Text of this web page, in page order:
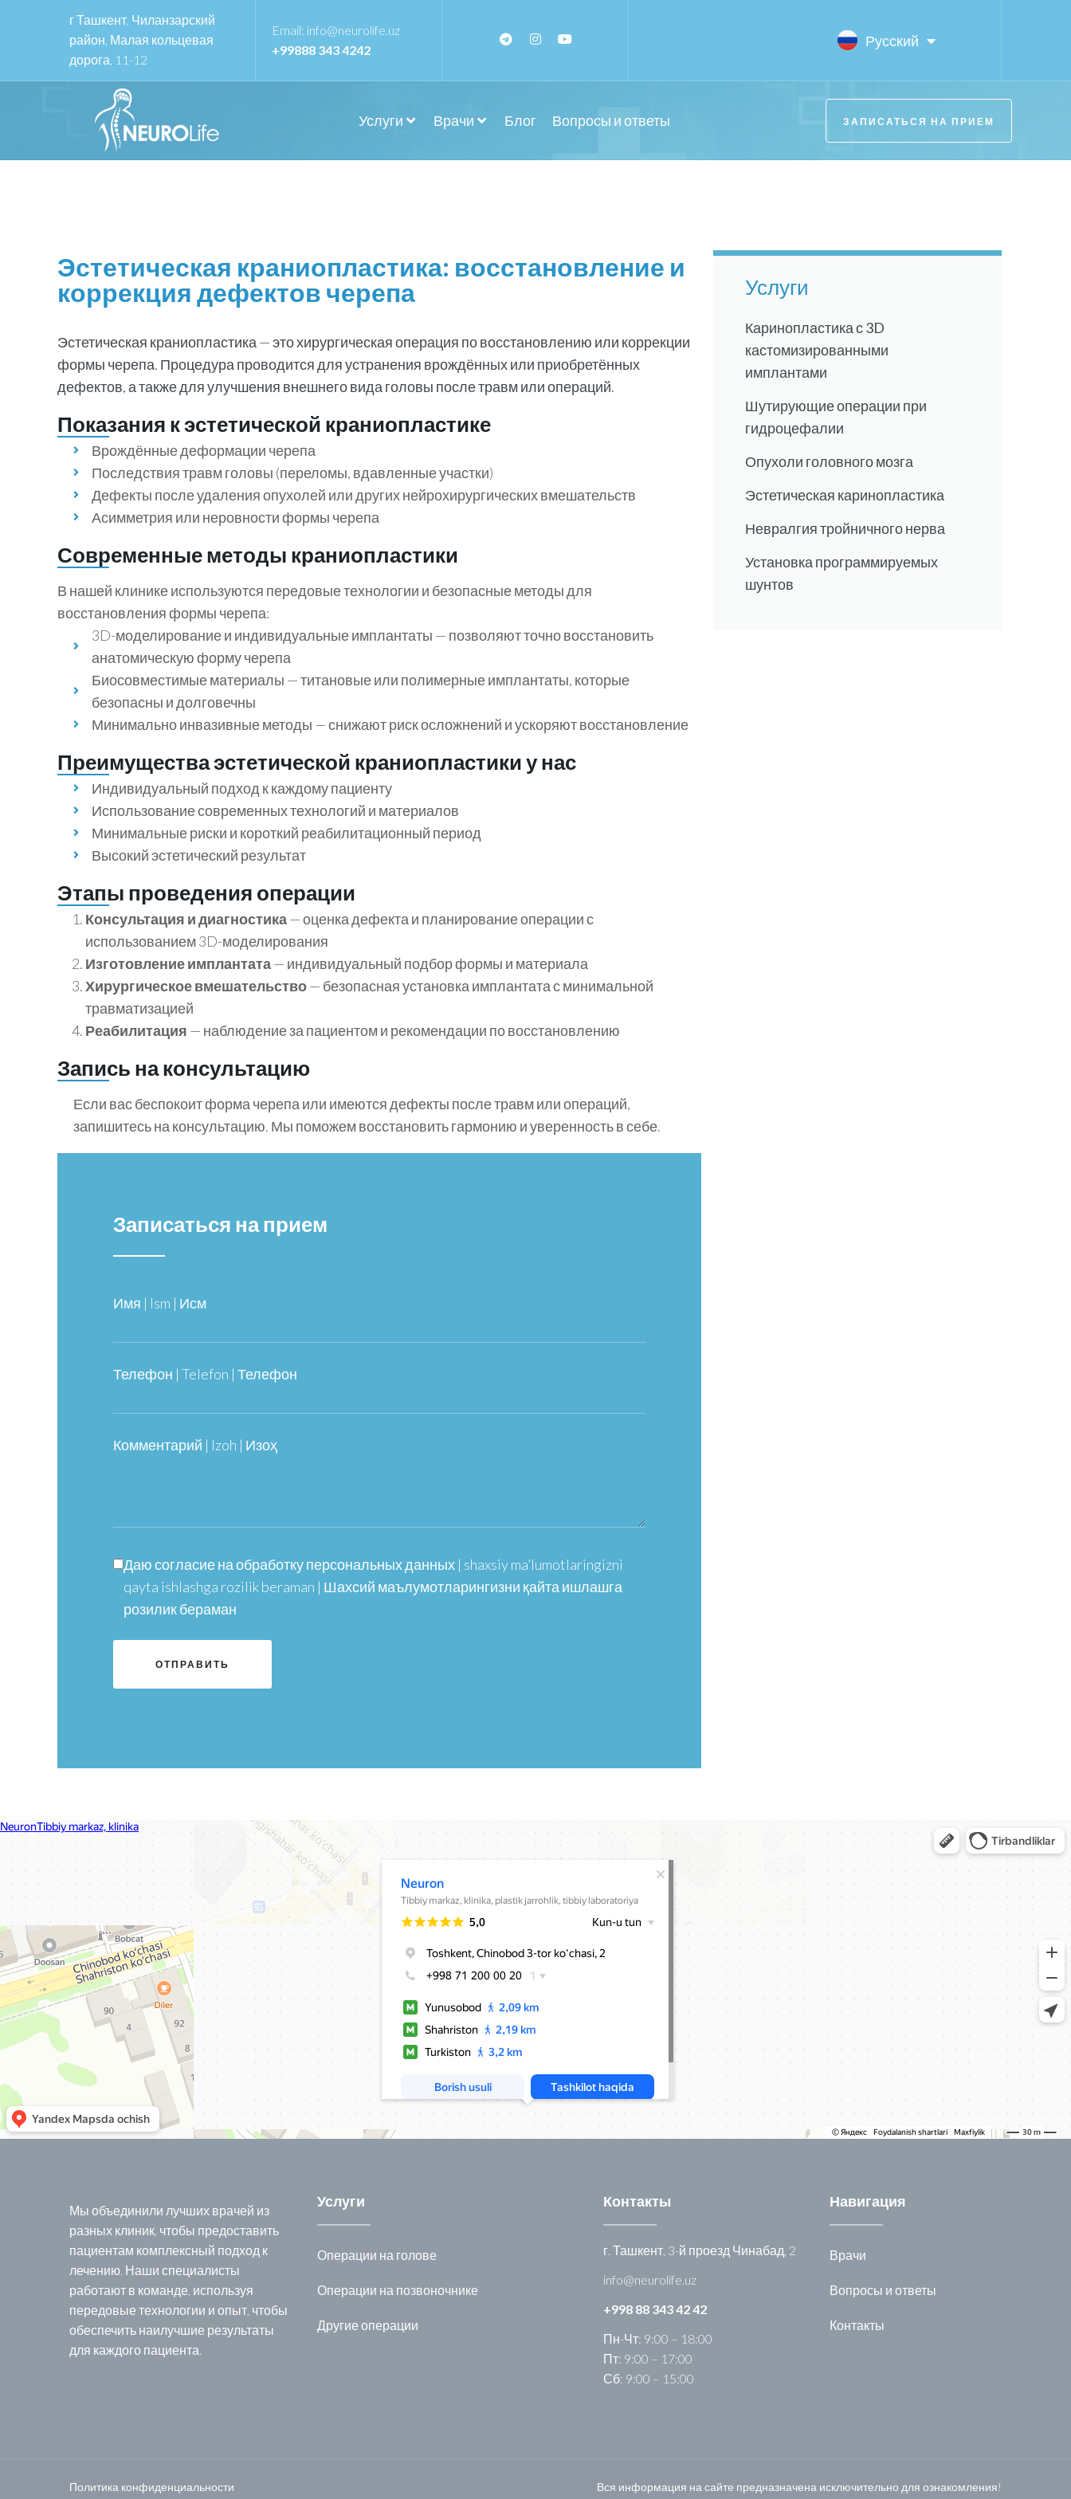
г Ташкент, Чиланзарский
район, Малая кольцевая
дорога, 11-12
Email: info@neurolife.uz
+99888 343 4242
Русский
Ўзбек тили
Услуги Врачи Блог Вопросы и ответы ЗАПИСАТЬСЯ НА ПРИЕМ
Эстетическая краниопластика: восстановление и
коррекция дефектов черепа
Эстетическая краниопластика — это хирургическая операция по восстановлению или коррекции
формы черепа. Процедура проводится для устранения врождённых или приобретённых
дефектов, а также для улучшения внешнего вида головы после травм или операций.
Показания к эстетической краниопластике
Врождённые деформации черепа
Последствия травм головы (переломы, вдавленные участки)
Дефекты после удаления опухолей или других нейрохирургических вмешательств
Асимметрия или неровности формы черепа
Современные методы краниопластики
В нашей клинике используются передовые технологии и безопасные методы для
восстановления формы черепа:
3D-моделирование и индивидуальные имплантаты — позволяют точно восстановить
анатомическую форму черепа
Биосовместимые материалы — титановые или полимерные имплантаты, которые
безопасны и долговечны
Минимально инвазивные методы — снижают риск осложнений и ускоряют восстановление
Преимущества эстетической краниопластики у нас
Индивидуальный подход к каждому пациенту
Использование современных технологий и материалов
Минимальные риски и короткий реабилитационный период
Высокий эстетический результат
Этапы проведения операции
Консультация и диагностика— оценка дефекта и планирование операции с
использованием 3D-моделирования
Изготовление имплантата— индивидуальный подбор формы и материала
Хирургическое вмешательство— безопасная установка имплантата с минимальной
травматизацией
Реабилитация — наблюдение за пациентом и рекомендации по восстановлению
Запись на консультацию
Если вас беспокоит форма черепа или имеются дефекты после травм или операций,
запишитесь на консультацию. Мы поможем восстановить гармонию и уверенность в себе.
Записаться на прием
Имя | Ism | Исм
Телефон | Telefon | Телефон
Комментарий | Izoh | Изоҳ
Даю согласие на обработку персональных данных | shaxsiy ma’lumotlaringizni
qayta ishlashga rozilik beraman | Шахсий маълумотларингизни қайта ишлашга
розилик бераман
Услуги
Каринопластика с 3D
кастомизированными
имплантами
Шутирующие операции при
гидроцефалии
Опухоли головного мозга
Эстетическая каринопластика
Невралгия тройничного нерва
Установка программируемых
шунтов
Мы объединили лучших врачей из
разных клиник, чтобы предоставить
пациентам комплексный подход к
лечению. Наши специалисты
работают в команде, используя
передовые технологии и опыт, чтобы
обеспечить наилучшие результаты
для каждого пациента.
Услуги
Операции на голове
Операции на позвоночнике
Другие операции
Контакты
г. Ташкент, 3-й проезд Чинабад, 2
info@neurolife.uz
+998 88 343 42 42
Пн-Чт: 9:00 – 18:00
Пт: 9:00 – 17:00
Сб: 9:00 – 15:00
Навигация
Врачи
Вопросы и ответы
Контакты
Политика конфиденциальности Вся информация на сайте предназначена исключительно для ознакомления!